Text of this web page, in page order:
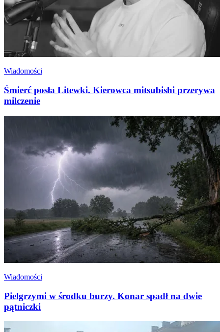
Wiadomości
Śmierć posła Litewki. Kierowca mitsubishi przerywa
milczenie
Wiadomości
Pielgrzymi w środku burzy. Konar spadł na dwie
pątniczki